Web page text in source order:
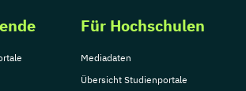
Für Hochschulen
Mediadaten
Übersicht Studienportale